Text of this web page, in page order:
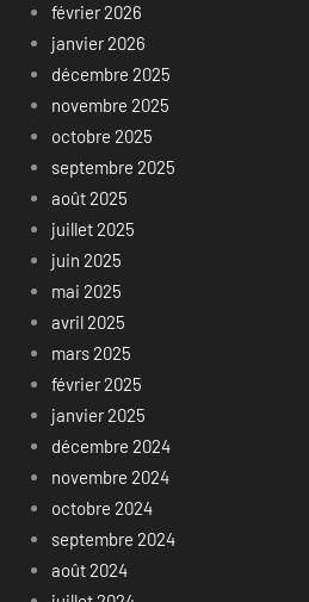
février 2026
janvier 2026
décembre 2025
novembre 2025
octobre 2025
septembre 2025
août 2025
juillet 2025
juin 2025
mai 2025
avril 2025
mars 2025
février 2025
janvier 2025
décembre 2024
novembre 2024
octobre 2024
septembre 2024
août 2024